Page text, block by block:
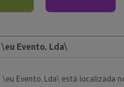
Evento, Lda\
\eu Evento, Lda\ está localizada